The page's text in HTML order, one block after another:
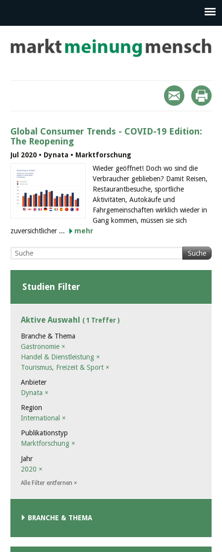
Global Consumer Trends - COVID-19 Edition:
The Reopening
Jul 2020 • Dynata • Marktforschung
Wieder geöffnet! Doch wo sind die
Verbraucher geblieben? Damit Reisen,
Restaurantbesuche, sportliche
Aktivitäten, Autokäufe und
Fahrgemeinschaften wirklich wieder in
Gang kommen, müssen sie sich
zuversichtlicher ...
mehr
Suche
Studien Filter
Aktive Auswahl ( 1 Treffer )
Branche & Thema
Gastronomie ×
Handel & Dienstleistung ×
Tourismus, Freizeit & Sport ×
Anbieter
Dynata ×
Region
International ×
Publikationstyp
Marktforschung ×
Jahr
2020 ×
Alle Filter entfernen ×
BRANCHE & THEMA